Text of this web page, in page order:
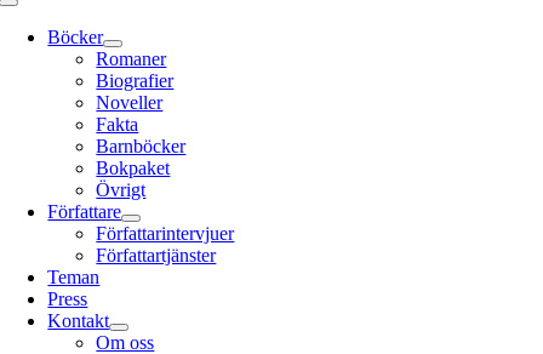
Toggle
Navigation
Böcker
Romaner
Biografier
Noveller
Fakta
Barnböcker
Bokpaket
Övrigt
Författare
Författarintervjuer
Författartjänster
Teman
Press
Kontakt
Om oss